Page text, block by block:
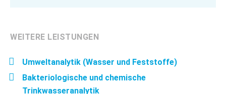
WEITERE LEISTUNGEN
Umweltanalytik (Wasser und Feststoffe)
Bakteriologische und chemische
Trinkwasseranalytik